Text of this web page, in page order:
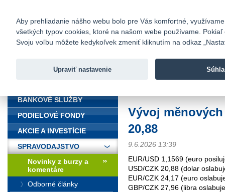
Fio banka
Fio banka
Vývoj
20,88
9.6.2026 13:39
EUR/USD 1,1569 (euro
USD/CZK 20,88 (dolar
EUR/CZK 24,17 (euro
GBP/CZK 27,96 (libra
BANKOVÉ SLUŽBY
PODIELOVÉ FONDY
AKCIE A INVESTÍCIE
SPRAVODAJSTVO
Novinky z burzy a
komentáre
Odborné články
Aby prehliadanie nášho webu bolo pre Vás komfortné,
všetkých typov cookies, ktoré na našom webe používame.
Svoju voľbu môžete kedykoľvek zmeniť kliknutím na odkaz
Upraviť nastavenie